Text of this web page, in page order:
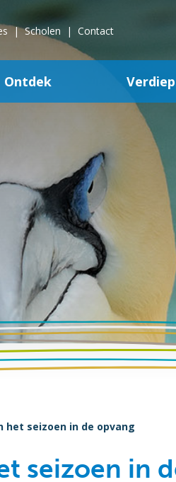
Scholen Contact
Ontdek Verdiep
het seizoen in de opvang
seizoen in